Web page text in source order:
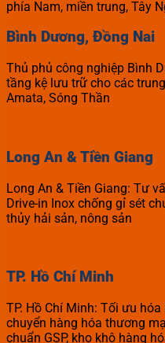
phía Nam, miền trung, Tây
Bình Dương, Đồng Nai
Thủ phủ công nghiệp Bình
tầng kệ lưu trữ cho các
Amata, Sóng Thần
Long An & Tiền Giang
Long An & Tiền Giang: Tư
Drive-in Inox chống gỉ sét
thủy hải sản, nông sản
TP. Hồ Chí Minh
TP. Hồ Chí Minh: Tối ưu
chuyển hàng hóa thương
chuẩn GSP, kho khô hàng